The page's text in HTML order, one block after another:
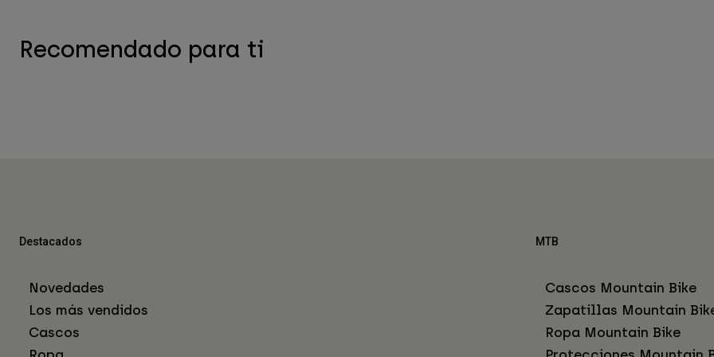
Recomendado para ti
Destacados
Novedades
Los más vendidos
Cascos
MTB
Cascos Mountain Bike
Zapatillas Mountain
Ropa Mountain Bike